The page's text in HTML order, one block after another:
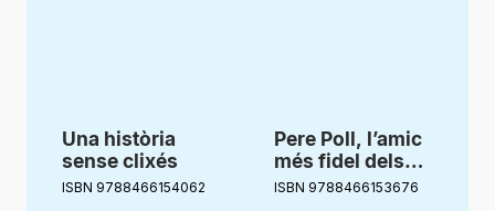
Una història
sense clixés
ISBN 9788466154062
Pere Poll, l’amic
més fidel dels
nens
ISBN 9788466153676